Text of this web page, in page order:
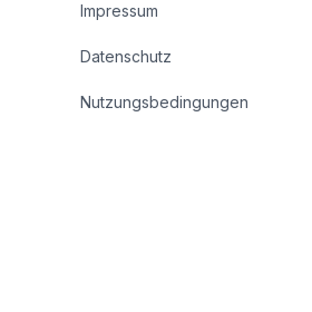
Impressum
Datenschutz
Nutzungsbedingungen